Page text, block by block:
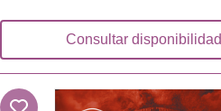
Consultar disponibilidad